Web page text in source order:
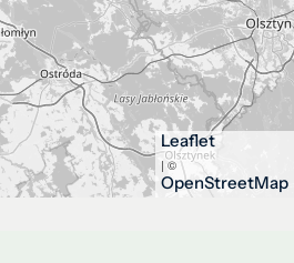
Leaflet
| ©
OpenStreetMap